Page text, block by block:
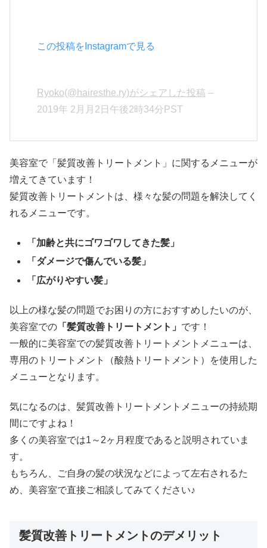
この投稿をInstagramで見る
Ryoko(@hairesthe.ry)がシェアした投稿 –
2019年 2月月2日午後2時34分PST
美容室で「髪質改善トリートメント」に関するメニューが
増えてきています！
髪質改善トリートメントは、様々な髪の問題を解決してく
れるメニューです。
「加齢と共にゴワゴワしてきた髪」
「ダメージで傷んでいる髪」
「広がりやすい髪」
以上の様な髪の問題でお困りの方におすすめしたいのが、
美容室での 「髪質改善トリートメント」 です！
一般的に美容室での髪質改善トリートメントメニューは、
専用のトリートメント（酸熱トリートメント）を使用した
メニューとなります。
気になるのは、髪質改善トリートメントメニューの持続期
間にですよね！
多くの美容室では1～2ヶ月程度であると説明されていま
す。
もちろん、ご自身の髪の状況などによって左右されるた
め、美容室で直接ご相談してみてください♪
髪質改善トリートメントのデメリット